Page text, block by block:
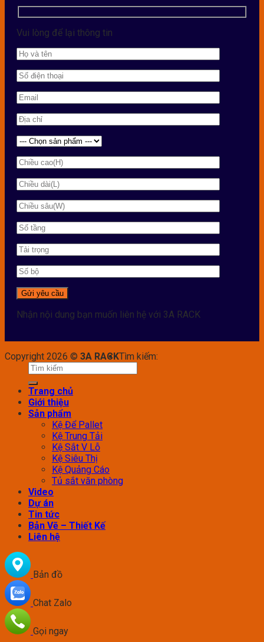
Vui lòng để lại thông tin
Nhận nội dung bạn muốn liên hệ với 3A RACK
Copyright 2026 © 3A RACKTìm kiếm:
Trang chủ
Giới thiệu
Sản phẩm
Kệ Để Pallet
Kệ Trung Tải
Kệ Sắt V Lỗ
Kệ Siêu Thị
Kệ Quảng Cáo
Tủ sắt văn phòng
Video
Dự án
Tin tức
Bản Vẽ – Thiết Kế
Liên hệ
Bản đồ
Chat Zalo
Gọi ngay